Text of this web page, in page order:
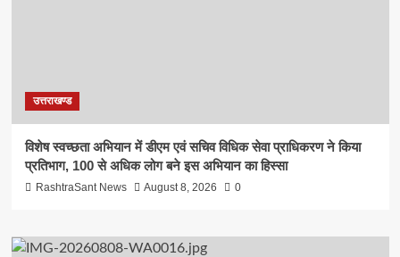
उत्तराखण्ड
विशेष स्वच्छता अभियान में डीएम एवं सचिव विधिक सेवा प्राधिकरण ने किया
प्रतिभाग, 100 से अधिक लोग बने इस अभियान का हिस्सा
RashtraSant News August 8, 2026 0